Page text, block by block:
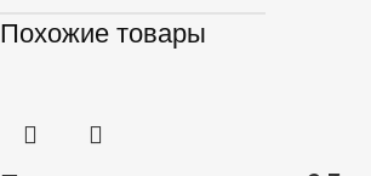
Похожие товары